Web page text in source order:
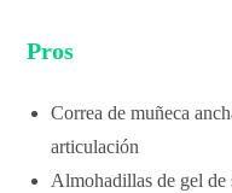
Pros
Correa de muñeca
articulación
Almohadillas de gel de